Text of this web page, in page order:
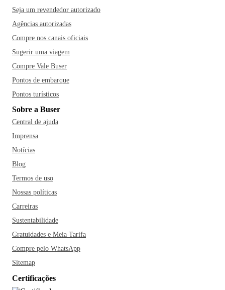
Seja um revendedor autorizado
Agências autorizadas
Compre nos canais oficiais
Sugerir uma viagem
Compre Vale Buser
Pontos de embarque
Pontos turísticos
Sobre a Buser
Central de ajuda
Imprensa
Notícias
Blog
Termos de uso
Nossas políticas
Carreiras
Sustentabilidade
Gratuidades e Meia Tarifa
Compre pelo WhatsApp
Sitemap
Certificações